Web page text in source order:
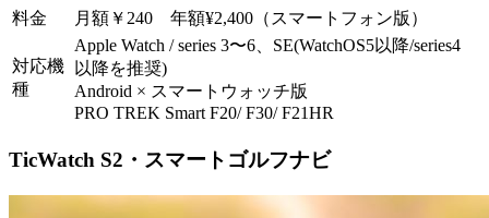
料金 月額￥240 年額¥2,400（スマートフォン版）
対応機
種
Apple Watch / series 3〜6、SE(WatchOS5以降/series4
以降を推奨)
Android × スマートウォッチ版
PRO TREK Smart F20/ F30/ F21HR
TicWatch S2・スマートゴルフナビ